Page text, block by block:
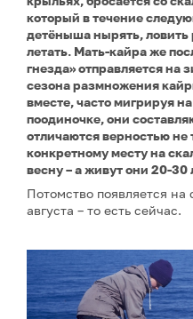
который в течение
детёныша нырять, ловить
летать. Мать-кайра же
гнезда» отправляется на
сезона размножения
вместе, часто мигрируя
поодиночке, они
отличаются верностью не
конкретному месту на
весну – а живут они 20-30
Потомство появляется
августа – то есть сейчас.